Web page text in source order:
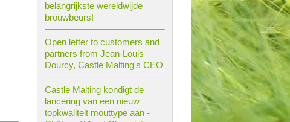
belangrijkste wereldwijde
brouwbeurs!
Open letter to customers and
partners from Jean-Louis
Dourcy, Castle Malting's CEO
Castle Malting kondigt de
lancering van een nieuw
topkwaliteit mouttype aan -